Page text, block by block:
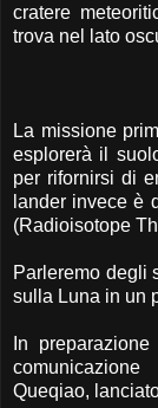
cratere
trova nel lato
La missione
esplorerà il
per rifornirsi di
lander invece è
(Radioisotope
Parleremo degli
sulla Luna in un
In
Queqiao,